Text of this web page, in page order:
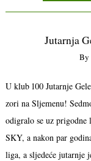
Jutarnja
By
U klub 100 Jutarnje
zori na Sljemenu!
odigralo se uz
SKY, a nakon par
liga, a sljedeće jutarnje